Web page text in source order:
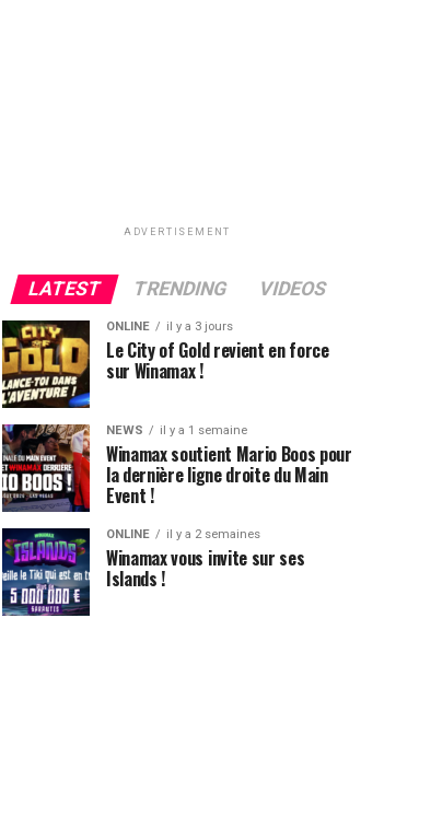
ADVERTISEMENT
LATEST TRENDING VIDEOS
ONLINE il y a 3 jours
Le City of Gold revient en force
sur Winamax !
NEWS il y a 1 semaine
Winamax soutient Mario Boos pour
la dernière ligne droite du Main
Event !
ONLINE il y a 2 semaines
Winamax vous invite sur ses
Islands !